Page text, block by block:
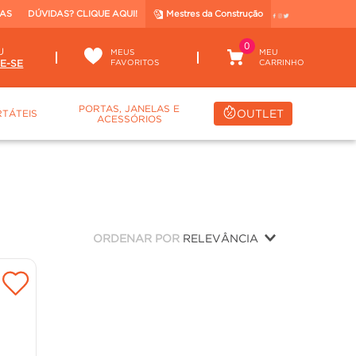
DÚVIDAS? CLIQUE AQUI! Mestres da Construção
MEUS
FAVORITOS
0
PORTAS, JANELAS E
ACESSÓRIOS
OUTLET
ORDENAR POR RELEVÂNCIA